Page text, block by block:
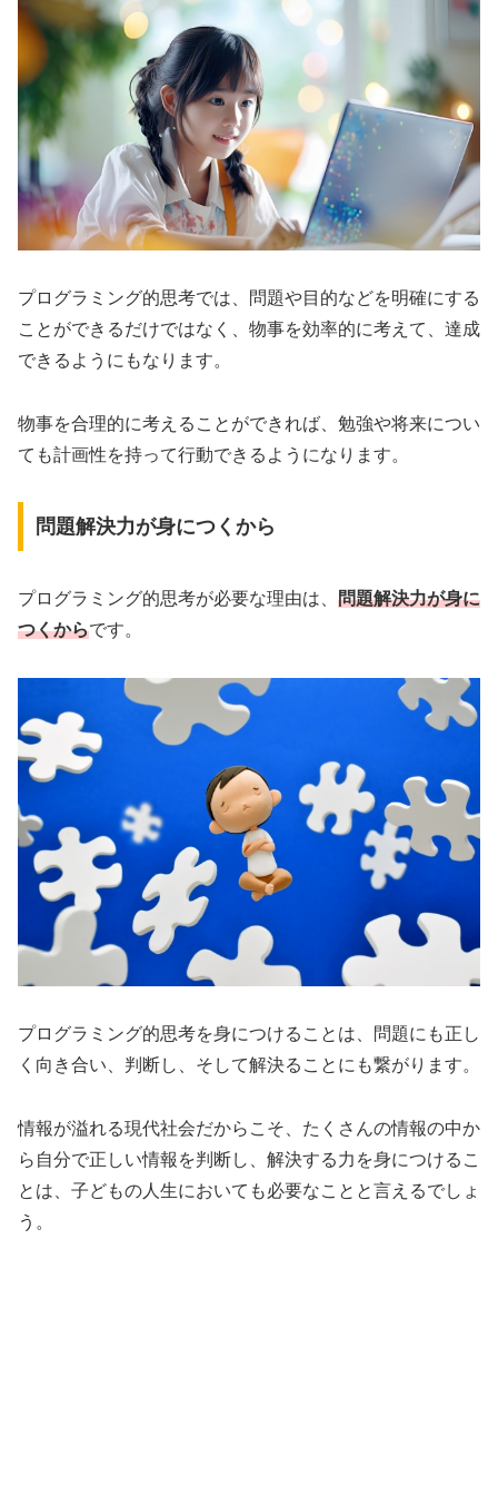
プログラミング的思考では、問題や目的などを明確にする
ことができるだけではなく、物事を効率的に考えて、達成
できるようにもなります。
物事を合理的に考えることができれば、勉強や将来につい
ても計画性を持って行動できるようになります。
問題解決力が身につくから
プログラミング的思考が必要な理由は、 問題解決力が身に
つくからです。
プログラミング的思考を身につけることは、問題にも正し
く向き合い、判断し、そして解決ることにも繋がります。
情報が溢れる現代社会だからこそ、たくさんの情報の中か
ら自分で正しい情報を判断し、解決する力を身につけるこ
とは、子どもの人生においても必要なことと言えるでしょ
う。